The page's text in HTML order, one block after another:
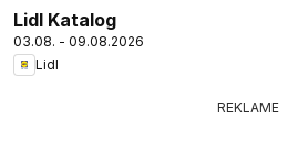
Lidl Katalog
03.08. - 09.08.2026
Lidl
REKLAME